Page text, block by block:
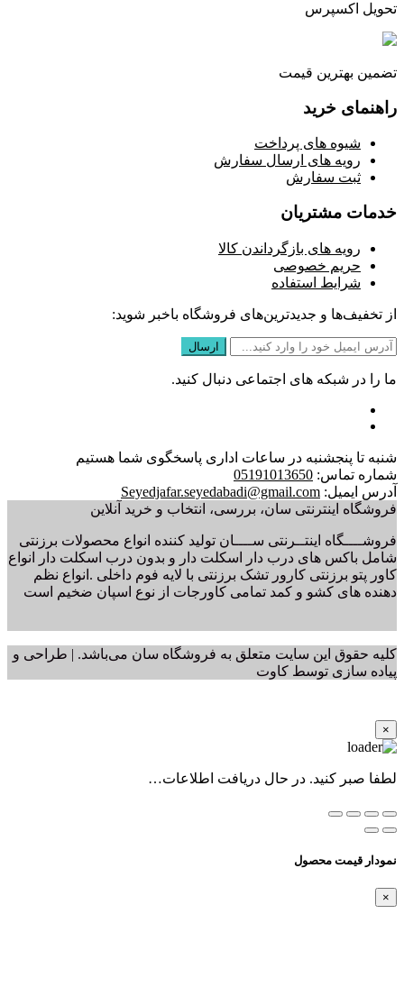
تحویل اکسپرس
تضمین بهترین قیمت
راهنمای خرید
شیوه های پرداخت
رویه های ارسال سفارش
ثبت سفارش
خدمات مشتریان
رویه های بازگرداندن کالا
حریم خصوصی
شرایط استفاده
از تخفیف‌ها و جدیدترین‌های فروشگاه باخبر شوید:
ما را در شبکه های اجتماعی دنبال کنید.
شنبه تا پنجشنبه در ساعات اداری پاسخگوی شما هستیم
شماره تماس: 05191013650
آدرس ایمیل: Seyedjafar.seyedabadi@gmail.com
فروشگاه اینترنتی سان، بررسی، انتخاب و خرید آنلاین
فروشــــگاه اینتــرنتی ســــان تولید کننده انواع محصولات برزنتی
شامل باکس های درب دار اسکلت دار و بدون درب اسکلت دار انواع
کاور پتو برزنتی کارور تشک برزنتی با لایه فوم داخلی .انواع نظم
دهنده های کشو و کمد تمامی کاورجات از نوع اسپان ضخیم است
کلیه حقوق این سایت متعلق به فروشگاه سان می‌باشد. | طراحی و
پیاده سازی توسط کاوت
×
لطفا صبر کنید. در حال دریافت اطلاعات…
نمودار قیمت محصول
×